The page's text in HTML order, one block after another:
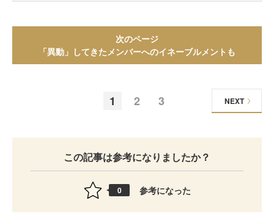
次のページ
「異動」してきたメンバーへのイネーブルメントも
1 2 3 NEXT
この記事は参考になりましたか？
0 参考になった